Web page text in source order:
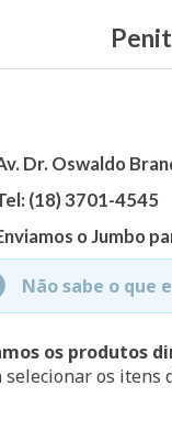
Dr. Oswaldo
(18) 3701-4545
o Jumbo
Não sabe o que
os produtos
selecionar os itens